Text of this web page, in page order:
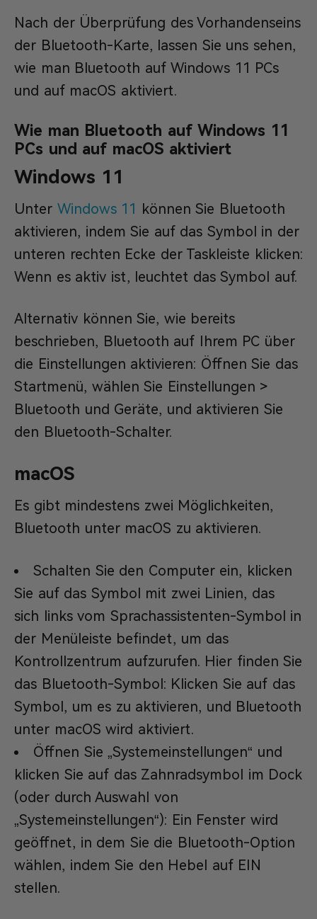
Nach der Überprüfung des Vorhandenseins
der Bluetooth-Karte, lassen Sie uns sehen,
wie man Bluetooth auf Windows 11 PCs
und auf macOS aktiviert.
Wie man Bluetooth auf Windows 11
PCs und auf macOS aktiviert
Windows 11
Unter Windows 11 können Sie Bluetooth
aktivieren, indem Sie auf das Symbol in der
unteren rechten Ecke der Taskleiste klicken:
Wenn es aktiv ist, leuchtet das Symbol auf.
Alternativ können Sie, wie bereits
beschrieben, Bluetooth auf Ihrem PC über
die Einstellungen aktivieren: Öffnen Sie das
Startmenü, wählen Sie Einstellungen >
Bluetooth und Geräte, und aktivieren Sie
den Bluetooth-Schalter.
macOS
Es gibt mindestens zwei Möglichkeiten,
Bluetooth unter macOS zu aktivieren.
Schalten Sie den Computer ein, klicken
Sie auf das Symbol mit zwei Linien, das
sich links vom Sprachassistenten-Symbol in
der Menüleiste befindet, um das
Kontrollzentrum aufzurufen. Hier finden Sie
das Bluetooth-Symbol: Klicken Sie auf das
Symbol, um es zu aktivieren, und Bluetooth
unter macOS wird aktiviert.
Öffnen Sie „Systemeinstellungen“ und
klicken Sie auf das Zahnradsymbol im Dock
(oder durch Auswahl von
„Systemeinstellungen“): Ein Fenster wird
geöffnet, in dem Sie die Bluetooth-Option
wählen, indem Sie den Hebel auf EIN
stellen.